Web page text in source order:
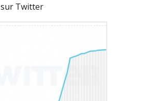
Twitter